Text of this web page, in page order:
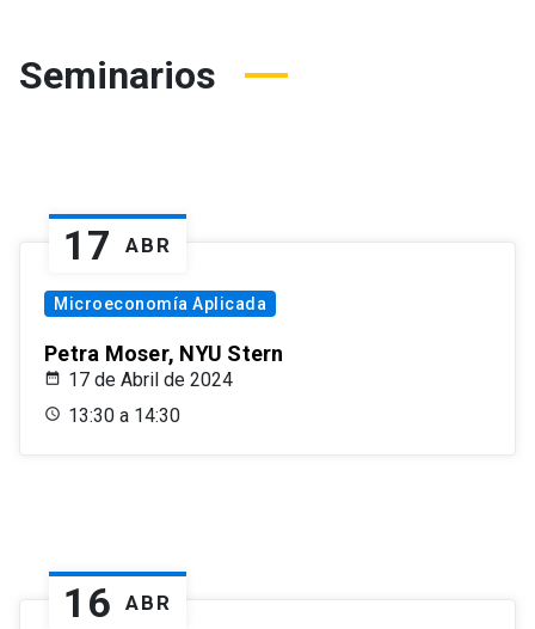
Seminarios
17 ABR
Microeconomía Aplicada
Petra Moser, NYU Stern
17 de Abril de 2024
13:30 a 14:30
16 ABR